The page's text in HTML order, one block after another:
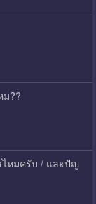
ม??
ไหมครับ / และปัญ